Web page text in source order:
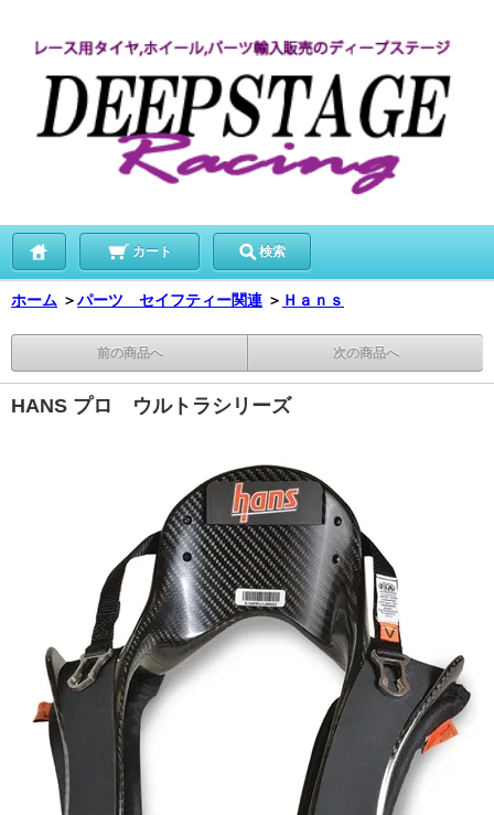
カート 検索
ホーム ＞パーツ セイフティー関連 ＞ Ｈａｎｓ
前の商品へ 次の商品へ
HANS プロ ウルトラシリーズ